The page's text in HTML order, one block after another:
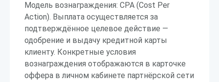
Модель вознаграждения: CPA (Cost Per
Action). Выплата осуществляется за
подтверждённое целевое действие —
одобрение и выдачу кредитной карты
клиенту. Конкретные условия
вознаграждения отображаются в карточке
оффера в личном кабинете партнёрской сети